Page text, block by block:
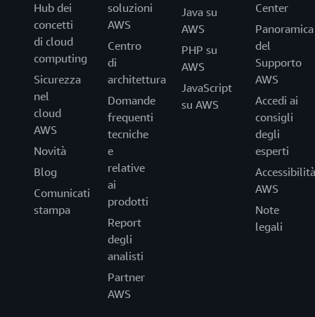
Hub dei
concetti
di cloud
computing
Sicurezza
nel
cloud
AWS
Novità
Blog
Comunicati
stampa
soluzioni
AWS
Centro
di
architettura
Domande
frequenti
tecniche
e
relative
ai
prodotti
Report
degli
analisti
Partner
AWS
Java su
AWS
PHP su
AWS
JavaScript
su AWS
Center
Panoramica
del
Supporto
AWS
Accedi ai
consigli
degli
esperti
Accessibilità
AWS
Note
legali